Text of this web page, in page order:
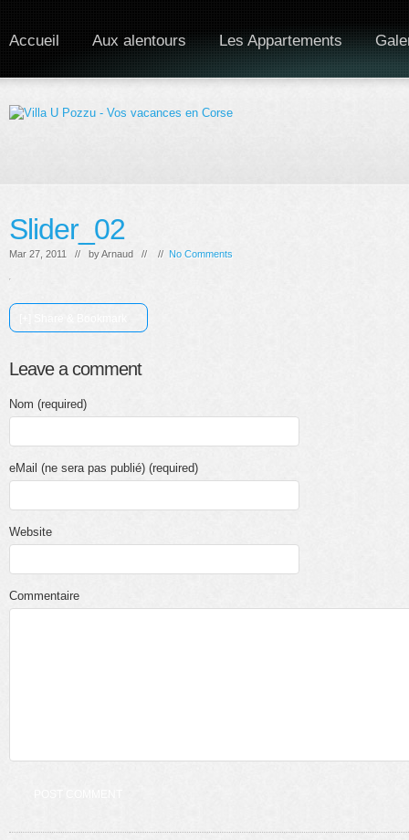
Accueil Aux alentours Les Appartements
Slider_02
Mar 27, 2011 // byArnaud // // No Comments
Leave a comment
Nom (required)
eMail (ne sera pas publié) (required)
Website
Commentaire